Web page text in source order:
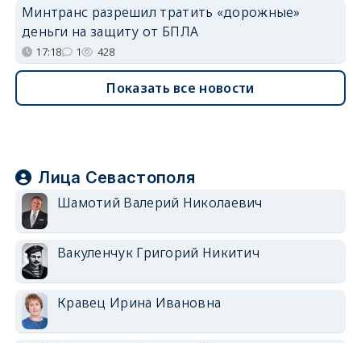
Минтранс разрешил тратить «дорожные»
деньги на защиту от БПЛА
17:18 1 428
Показать все новости
Лица Севастополя
Шамотий Валерий Николаевич
Вакуленчук Григорий Никитич
Кравец Ирина Ивановна